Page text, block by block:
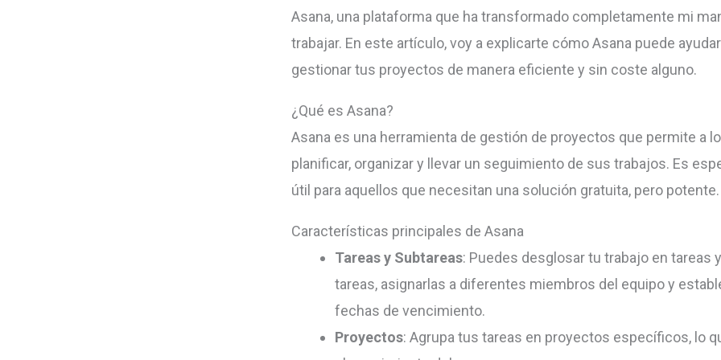
Asana, una plataforma que ha transformado completamente mi
trabajar. En este artículo, voy a explicarte cómo Asana puede
gestionar tus proyectos de manera eficiente y sin coste alguno.
¿Qué es Asana?
Asana es una herramienta de gestión de proyectos que permite a
planificar, organizar y llevar un seguimiento de sus trabajos. Es
útil para aquellos que necesitan una solución gratuita, pero potente.
Características principales de Asana
Tareas y Subtareas: Puedes desglosar tu trabajo en tareas
tareas, asignarlas a diferentes miembros del equipo y
fechas de vencimiento.
Proyectos: Agrupa tus tareas en proyectos específicos, lo